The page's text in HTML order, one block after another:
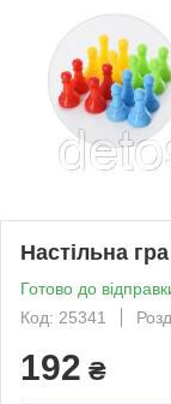
Настільна
Готово до
Код: 25341
192 ₴